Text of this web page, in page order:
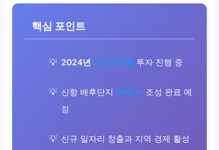
핵심 포인트
2024년 2,330억원 투자 진행 중
신항 배후단지 94만㎡ 조성 완료 예
정
신규 일자리 창출과 지역 경제 활성